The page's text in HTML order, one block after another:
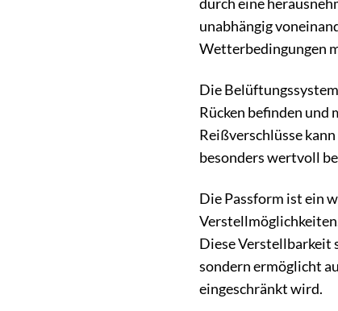
durch eine
unabhängig
Wetterbedingungen
Die
Rücken befinden
Reißverschlüsse
besonders wertvoll
Die Passform ist ein
Diese Verstellbarkeit
sondern ermöglicht
eingeschränkt wird.